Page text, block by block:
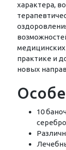
характера,
медицинских
практике и
новых
10